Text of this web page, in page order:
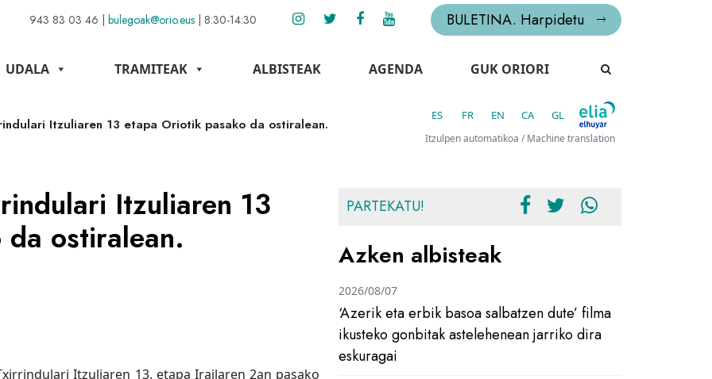
943 83 03 46 | bulegoak@orio.eus | 8:30-14:30 BULETINA. Harpidetu
UDALA TRAMITEAK ALBISTEAK AGENDA GUK ORIORI
Itzuliaren 13 etapa Oriotik pasako da ostiralean.
ES FR EN CA GL
Itzulpen automatikoa / Machine translation
Itzuliaren 13
ostiralean.
Itzuliaren 13. etapa Irailaren 2an pasako
PARTEKATU!
Azken albisteak
‘Azerik eta erbik basoa salbatzen dute’ filma
ikusteko gonbitak astelehenean jarriko dira
eskuragai
2026/08/07